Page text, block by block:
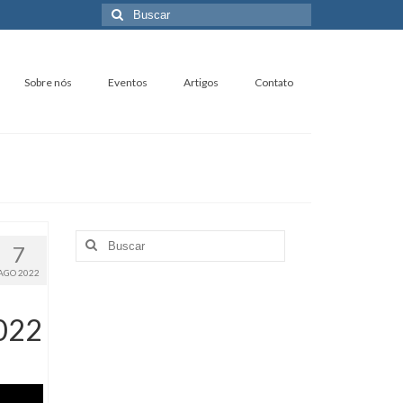
Buscar
por:
Sobre nós Eventos Artigos Contato
7
2022
Buscar